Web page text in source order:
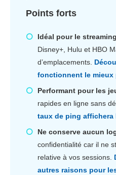
Points forts
Idéal pour le
Disney+, Hulu et HBO
d’emplacements.
fonctionnent le mieux
Performant pour les
rapides en ligne sans
taux de ping
Ne conserve aucun
confidentialité car il ne
relative à vos sessions.
autres raisons pour